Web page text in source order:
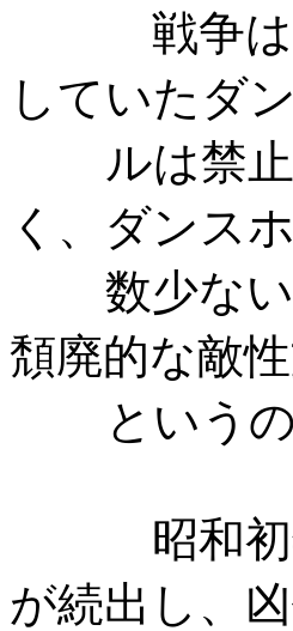
戦争は
していたダ
ルは禁
く、ダンス
数少な
頽廃的な敵
という
昭和初
が続出し、